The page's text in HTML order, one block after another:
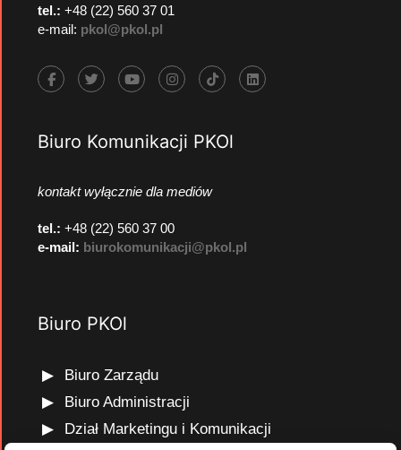
tel.: +48 (22) 560 37 01
e-mail: pkol@pkol.pl
Biuro Komunikacji PKOl
kontakt wyłącznie dla mediów
tel.: +48 (22) 560 37 00
e-mail: biurokomunikacji@pkol.pl
Biuro PKOl
Biuro Zarządu
Biuro Administracji
Dział Marketingu i Komunikacji